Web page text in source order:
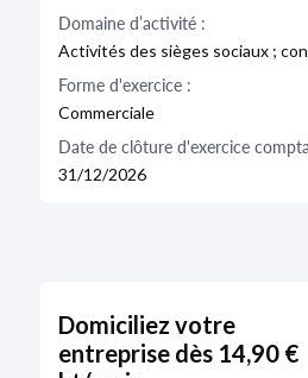
Domaine d’activité :
Activités des sièges sociaux ;
Forme d'exercice :
Commerciale
Date de clôture d'exercice
31/12/2026
Domiciliez votre
entreprise dès 14,90 €